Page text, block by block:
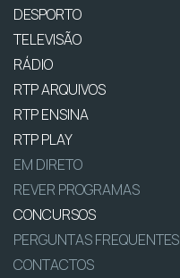
DESPORTO
TELEVISÃO
RÁDIO
RTP ARQUIVOS
RTP ENSINA
RTP PLAY
EM DIRETO
REVER PROGRAMAS
CONCURSOS
PERGUNTAS FREQUENTES
CONTACTOS